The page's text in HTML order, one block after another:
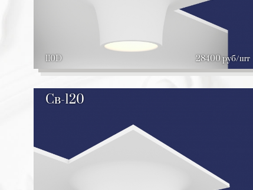
110D 28400 руб/шт
Св-120